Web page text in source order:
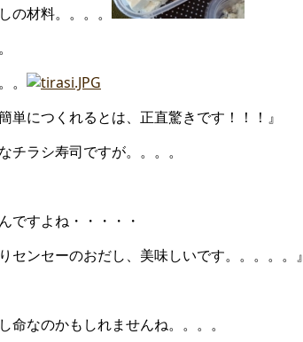
の材料。。。。
単につくれるとは、正直驚きです！！！』
ラシ寿司ですが。。。。
ですよね・・・・・
センセーのおだし、美味しいです。。。。。』
なのかもしれませんね。。。。